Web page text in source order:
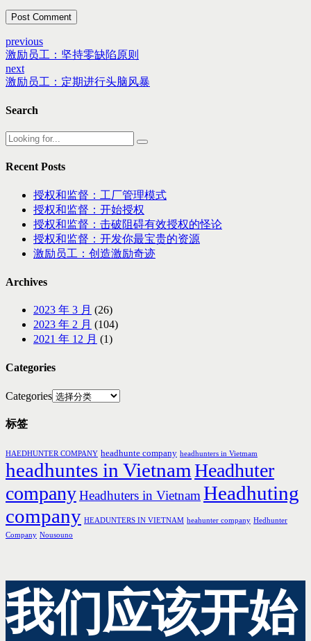
Post Comment
previous
激励员工：坚持零缺陷原则
next
激励员工：定期进行头脑风暴
Search
Recent Posts
授权和监督：工厂管理模式
授权和监督：开始授权
授权和监督：击破阻碍有效授权的怪论
授权和监督：开发你最宝贵的资源
激励员工：创造激励奇迹
Archives
2023 年 3 月 (26)
2023 年 2 月 (104)
2021 年 12 月 (1)
Categories
Categories
标签
HAEDHUNTER COMPANY headhunte company headhunters in Vietmam
headhuntes in VietnamHeadhuter
companyHeadhuters in Vietnam Headhuting
company HEADUNTERS IN VIETNAM heahunter company Hedhunter
Company Nousouno
我们应该开始